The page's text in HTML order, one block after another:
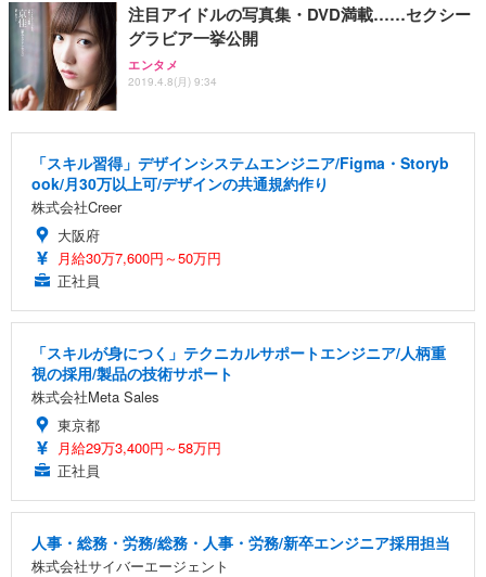
注目アイドルの写真集・DVD満載……セクシー
グラビア一挙公開
エンタメ
2019.4.8(月) 9:34
「スキル習得」デザインシステムエンジニア/Figma・Storyb
ook/月30万以上可/デザインの共通規約作り
株式会社Creer
大阪府
月給30万7,600円～50万円
正社員
「スキルが身につく」テクニカルサポートエンジニア/人柄重
視の採用/製品の技術サポート
株式会社Meta Sales
東京都
月給29万3,400円～58万円
正社員
人事・総務・労務/総務・人事・労務/新卒エンジニア採用担当
株式会社サイバーエージェント